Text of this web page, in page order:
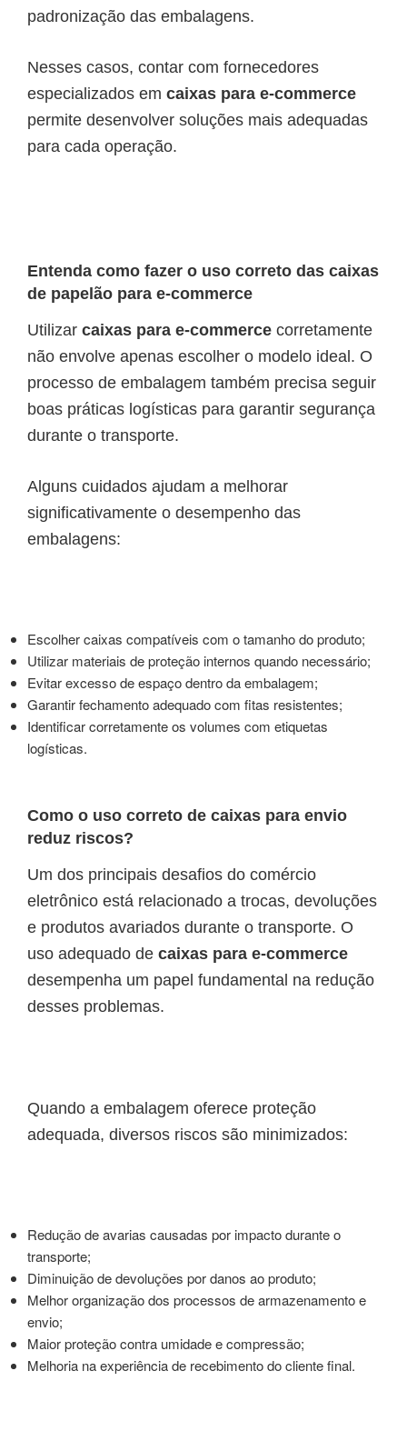
padronização das embalagens.
Nesses casos, contar com fornecedores
especializados em caixas para e-commerce
permite desenvolver soluções mais adequadas
para cada operação.
Entenda como fazer o uso correto das caixas
de papelão para e-commerce
Utilizar caixas para e-commerce corretamente
não envolve apenas escolher o modelo ideal. O
processo de embalagem também precisa seguir
boas práticas logísticas para garantir segurança
durante o transporte.
Alguns cuidados ajudam a melhorar
significativamente o desempenho das
embalagens:
Escolher caixas compatíveis com o tamanho do produto;
Utilizar materiais de proteção internos quando necessário;
Evitar excesso de espaço dentro da embalagem;
Garantir fechamento adequado com fitas resistentes;
Identificar corretamente os volumes com etiquetas
logísticas.
Como o uso correto de caixas para envio
reduz riscos?
Um dos principais desafios do comércio
eletrônico está relacionado a trocas, devoluções
e produtos avariados durante o transporte. O
uso adequado de caixas para e-commerce
desempenha um papel fundamental na redução
desses problemas.
Quando a embalagem oferece proteção
adequada, diversos riscos são minimizados:
Redução de avarias causadas por impacto durante o
transporte;
Diminuição de devoluções por danos ao produto;
Melhor organização dos processos de armazenamento e
envio;
Maior proteção contra umidade e compressão;
Melhoria na experiência de recebimento do cliente final.